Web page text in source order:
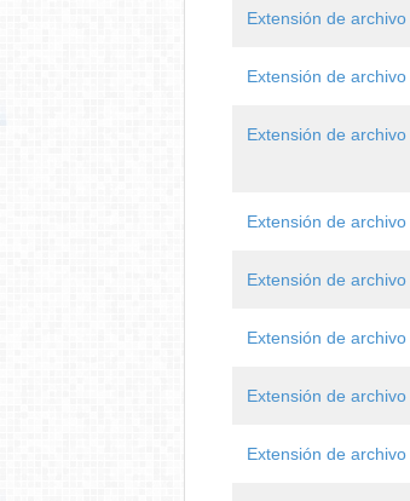
Extensión de archivo
Extensión de archivo
Extensión de archivo
Extensión de archivo
Extensión de archivo
Extensión de archivo
Extensión de archivo
Extensión de archivo